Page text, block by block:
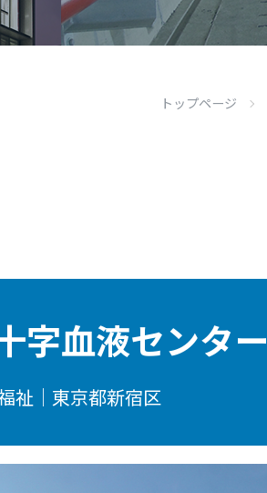
トップページ
字血液センター
祉｜東京都新宿区